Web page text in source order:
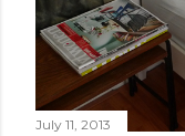
July 11, 2013